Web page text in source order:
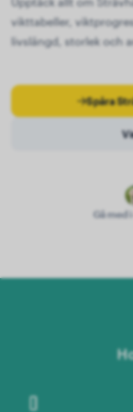
vikttabeller,
livslängd, storlek och
Spåra
Gå med